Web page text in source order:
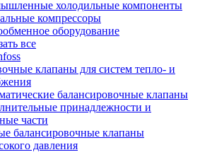
холодильные компоненты
компрессоры
оборудование
все
клапаны для систем тепло- и
балансировочные клапаны
принадлежности и
части
балансировочные клапаны
давления